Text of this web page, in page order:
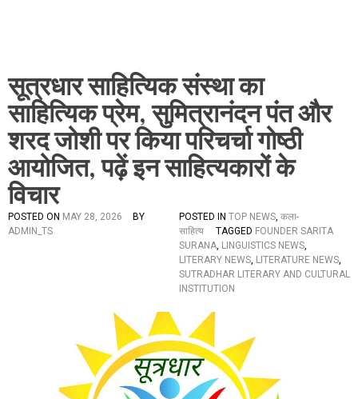
सूत्रधार साहित्यिक संस्था का
साहित्यिक प्रेम, सुमित्रानंदन पंत और
शरद जोशी पर किया परिचर्चा गोष्ठी
आयोजित, पढ़ें इन साहित्यकारों के
विचार
POSTED ON MAY 28, 2026
BY
ADMIN_TS
POSTED IN TOP NEWS, कला-
साहित्य
TAGGED FOUNDER SARITA
SURANA, LINGUISTICS NEWS,
LITERARY NEWS, LITERATURE NEWS,
SUTRADHAR LITERARY AND CULTURAL
INSTITUTION